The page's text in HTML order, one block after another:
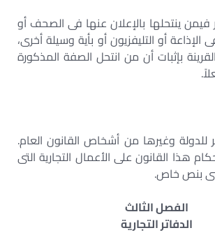
ينتحلها بالإعلان عنها فى الصحف أو
أو التليفزيون أو بأية وسيلة أخرى،
بإثبات أن من انتحل الصفة المذكورة
للدولة وغيرها من أشخاص القانون العام.
هذا القانون على الأعمال التجارية التى
بنص خاص.
الفصل الثالث
الدفاتر التجارية